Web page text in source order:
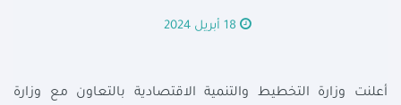
18 أبريل 2024
أعلنت وزارة التخطيط والتنمية الاقتصادية بالتعاون مع وزارة